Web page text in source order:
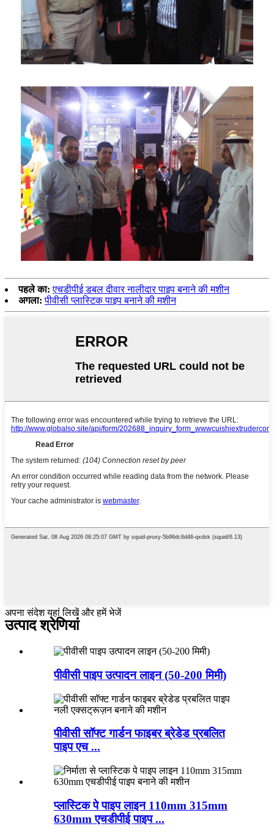
पहले का: एचडीपीई डबल दीवार नालीदार पाइप बनाने की मशीन
अगला: पीवीसी प्लास्टिक पाइप बनाने की मशीन
अपना संदेश यहां लिखें और हमें भेजें
उत्पाद श्रेणियां
पीवीसी पाइप उत्पादन लाइन (50-200 मिमी)
पीवीसी सॉफ्ट गार्डन फाइबर ब्रेडेड प्रबलित
पाइप एच ...
प्लास्टिक पे पाइप लाइन 110mm 315mm
630mm एचडीपीई पाइप ...